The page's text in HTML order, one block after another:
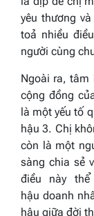
yêu thương
toả nhiều
người cùng
Ngoài ra, tâm
cộng đồng
là một yếu tố
hậu 3. Chị
còn là một
sàng chia sẻ
điều này
hậu doanh
hậu giữa đời